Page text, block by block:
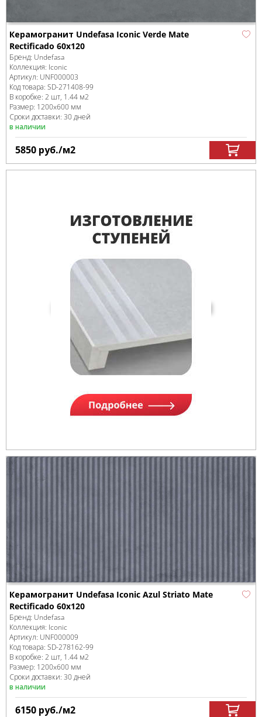
Керамогранит Undefasa Iconic Verde Mate
Rectificado 60х120
Бренд: Undefasa
Коллекция: Iconic
Артикул: UNF000003
Код товара: SD-271408-99
В коробке: 2 шт, 1.44 м2
Размер: 1200x600 мм
Сроки доставки: 30 дней
в наличии
5850 руб./м2
Керамогранит Undefasa Iconic Azul Striato Mate
Rectificado 60х120
Бренд: Undefasa
Коллекция: Iconic
Артикул: UNF000009
Код товара: SD-278162-99
В коробке: 2 шт, 1.44 м2
Размер: 1200x600 мм
Сроки доставки: 30 дней
в наличии
6150 руб./м2